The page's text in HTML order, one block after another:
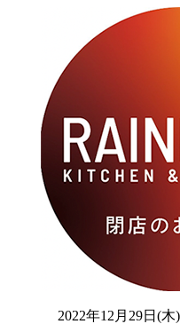
2022年12月29日(